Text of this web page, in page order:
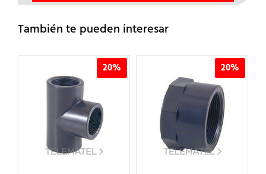
También te pueden interesar
20% 20%